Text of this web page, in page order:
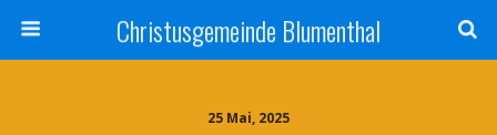
Christusgemeinde Blumenthal
25 Mai, 2025